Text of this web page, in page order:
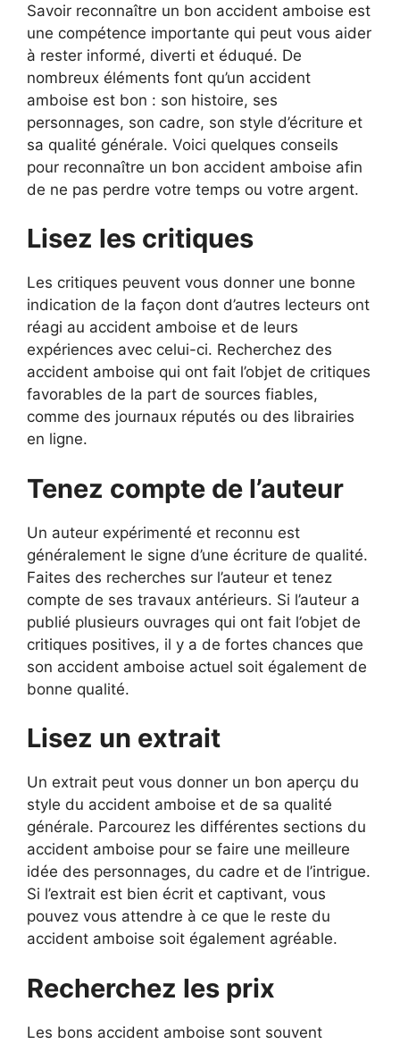
Savoir reconnaître un bon accident amboise est
une compétence importante qui peut vous aider
à rester informé, diverti et éduqué. De
nombreux éléments font qu’un accident
amboise est bon : son histoire, ses
personnages, son cadre, son style d’écriture et
sa qualité générale. Voici quelques conseils
pour reconnaître un bon accident amboise afin
de ne pas perdre votre temps ou votre argent.
Lisez les critiques
Les critiques peuvent vous donner une bonne
indication de la façon dont d’autres lecteurs ont
réagi au accident amboise et de leurs
expériences avec celui-ci. Recherchez des
accident amboise qui ont fait l’objet de critiques
favorables de la part de sources fiables,
comme des journaux réputés ou des librairies
en ligne.
Tenez compte de l’auteur
Un auteur expérimenté et reconnu est
généralement le signe d’une écriture de qualité.
Faites des recherches sur l’auteur et tenez
compte de ses travaux antérieurs. Si l’auteur a
publié plusieurs ouvrages qui ont fait l’objet de
critiques positives, il y a de fortes chances que
son accident amboise actuel soit également de
bonne qualité.
Lisez un extrait
Un extrait peut vous donner un bon aperçu du
style du accident amboise et de sa qualité
générale. Parcourez les différentes sections du
accident amboise pour se faire une meilleure
idée des personnages, du cadre et de l’intrigue.
Si l’extrait est bien écrit et captivant, vous
pouvez vous attendre à ce que le reste du
accident amboise soit également agréable.
Recherchez les prix
Les bons accident amboise sont souvent